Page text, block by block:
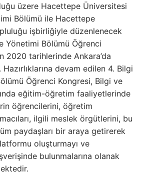
üzere Hacettepe Üniversitesi
Bölümü ile Hacettepe
işbirliğiyle düzenlenecek
Yönetimi Bölümü Öğrenci
2020 tarihlerinde Ankara’da
devam edilen 4. Bilgi
Öğrenci Kongresi, Bilgi ve
eğitim-öğretim faaliyetlerinde
öğrencilerini, öğretim
ilgili meslek örgütlerini, bu
paydaşları bir araya getirerek
oluşturmayı ve
bulunmalarına olanak